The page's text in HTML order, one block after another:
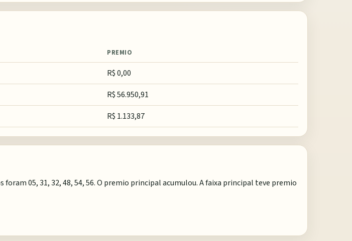
PREMIO
R$ 0,00
R$ 56.950,91
R$ 1.133,87
05, 31, 32, 48, 54, 56. O premio principal acumulou. A faixa principal teve premio